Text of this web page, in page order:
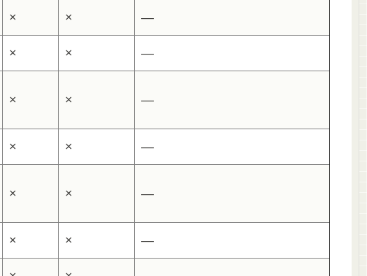
× × ―
× × ―
× × ―
× × ―
× × ―
× × ―